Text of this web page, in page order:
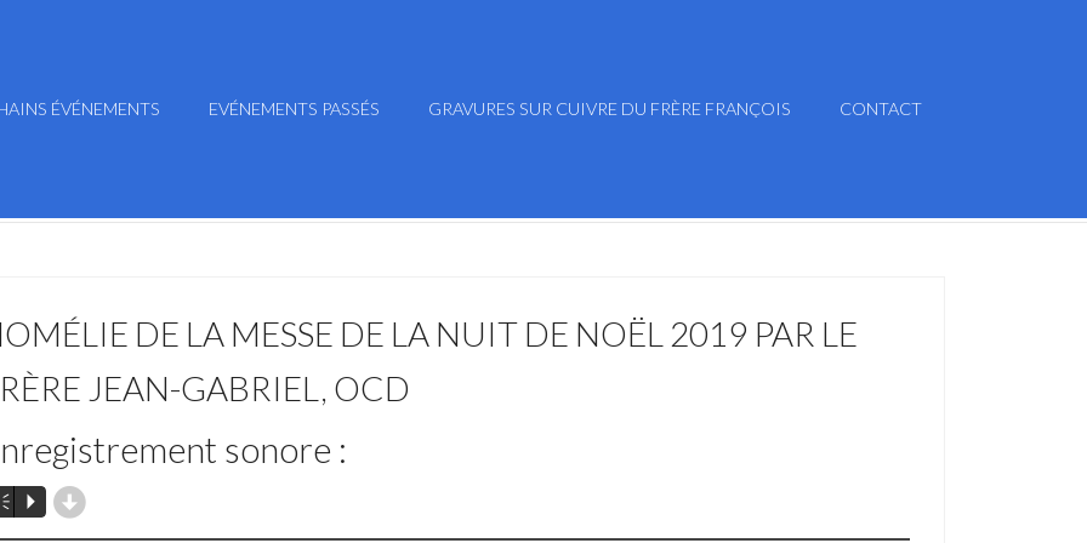
ÉVÉNEMENTS EVÉNEMENTS PASSÉS GRAVURES SUR CUIVRE DU FRÈRE FRANÇOIS CONTACT
DE LA MESSE DE LA NUIT DE NOËL 2019 PAR LE
JEAN-GABRIEL, OCD
sonore :
P d